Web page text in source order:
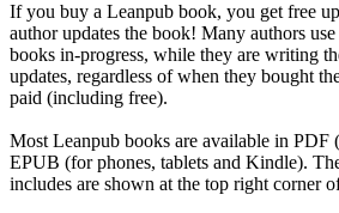
If you buy a Leanpub book, you get free
author updates the book! Many authors
books in-progress, while they are writing
updates, regardless of when they bought
paid (including free).
Most Leanpub books are available in PDF
EPUB (for phones, tablets and Kindle).
includes are shown at the top right corner